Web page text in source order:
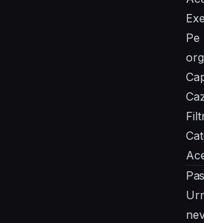
Pe